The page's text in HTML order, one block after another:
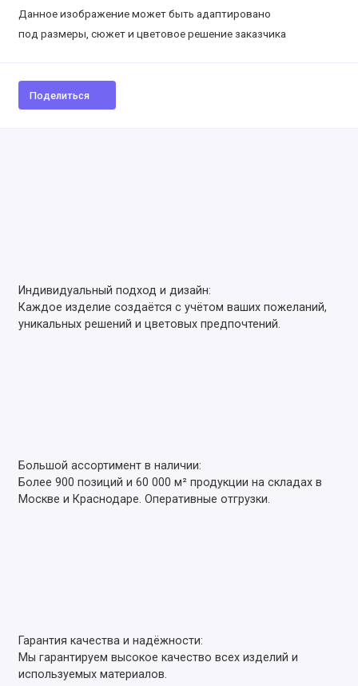
Данное изображение может быть адаптировано
под размеры, сюжет и цветовое решение заказчика
Поделиться
Индивидуальный подход и дизайн:
Каждое изделие создаётся с учётом ваших пожеланий,
уникальных решений и цветовых предпочтений.
Большой ассортимент в наличии:
Более 900 позиций и 60 000 м² продукции на складах в
Москве и Краснодаре. Оперативные отгрузки.
Гарантия качества и надёжности:
Мы гарантируем высокое качество всех изделий и
используемых материалов.